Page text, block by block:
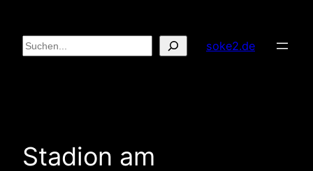
Inhalt
springen
Suchen soke2.de
Stadion am